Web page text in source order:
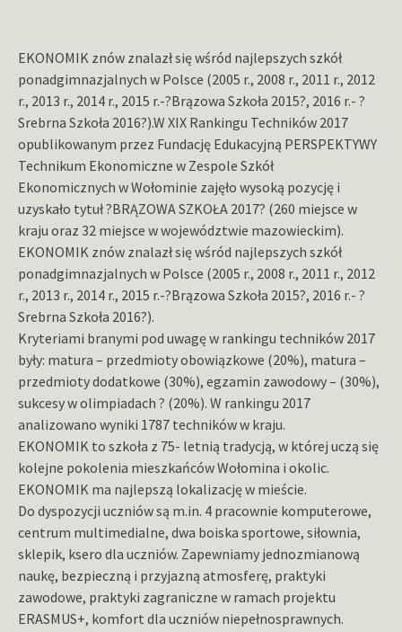
EKONOMIK znów znalazł się wśród najlepszych szkół
ponadgimnazjalnych w Polsce (2005 r., 2008 r., 2011 r., 2012
r., 2013 r., 2014 r., 2015 r.-?Brązowa Szkoła 2015?, 2016 r.- ?
Srebrna Szkoła 2016?).W XIX Rankingu Techników 2017
opublikowanym przez Fundację Edukacyjną PERSPEKTYWY
Technikum Ekonomiczne w Zespole Szkół
Ekonomicznych w Wołominie zajęło wysoką pozycję i
uzyskało tytuł ?BRĄZOWA SZKOŁA 2017? (260 miejsce w
kraju oraz 32 miejsce w województwie mazowieckim).
EKONOMIK znów znalazł się wśród najlepszych szkół
ponadgimnazjalnych w Polsce (2005 r., 2008 r., 2011 r., 2012
r., 2013 r., 2014 r., 2015 r.-?Brązowa Szkoła 2015?, 2016 r.- ?
Srebrna Szkoła 2016?).
Kryteriami branymi pod uwagę w rankingu techników 2017
były: matura – przedmioty obowiązkowe (20%), matura –
przedmioty dodatkowe (30%), egzamin zawodowy – (30%),
sukcesy w olimpiadach ? (20%). W rankingu 2017
analizowano wyniki 1787 techników w kraju.
EKONOMIK to szkoła z 75- letnią tradycją, w której uczą się
kolejne pokolenia mieszkańców Wołomina i okolic.
EKONOMIK ma najlepszą lokalizację w mieście.
Do dyspozycji uczniów są m.in. 4 pracownie komputerowe,
centrum multimedialne, dwa boiska sportowe, siłownia,
sklepik, ksero dla uczniów. Zapewniamy jednozmianową
naukę, bezpieczną i przyjazną atmosferę, praktyki
zawodowe, praktyki zagraniczne w ramach projektu
ERASMUS+, komfort dla uczniów niepełnosprawnych.